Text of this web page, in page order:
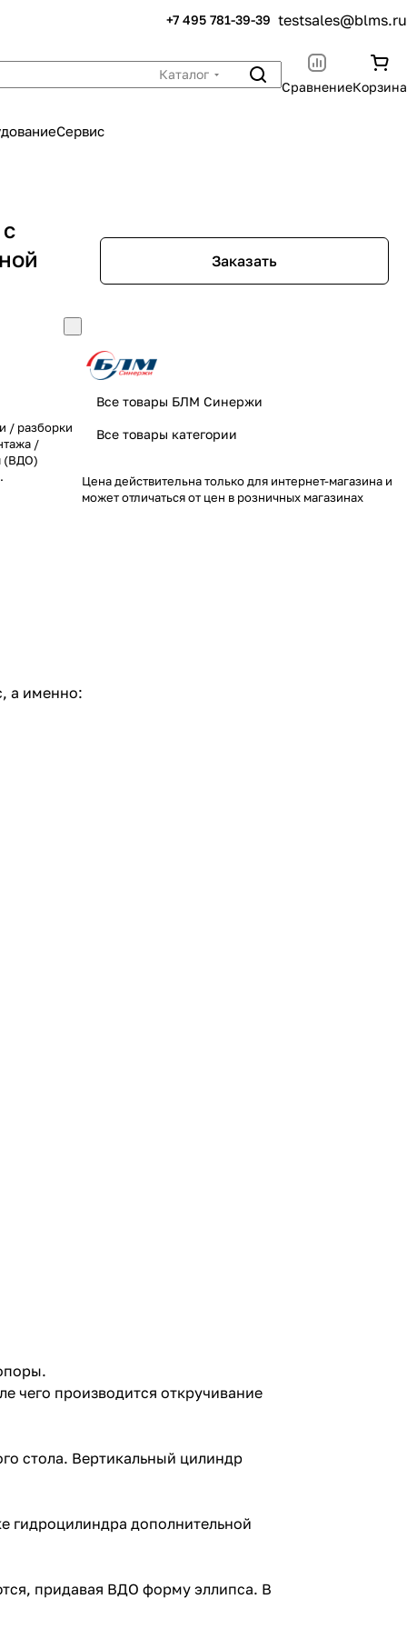
+7 495 781-39-39 testsales@blms.ru
Каталог
СравнениеКорзина
Сервис
/ разборки
/
(ВДО)
Заказать
Все товары БЛМ Синержи
Все товары категории
Цена действительна только для интернет-магазина и
может отличаться от цен в розничных магазинах
а именно:
чего производится откручивание
стола. Вертикальный цилиндр
гидроцилиндра дополнительной
придавая ВДО форму эллипса. В